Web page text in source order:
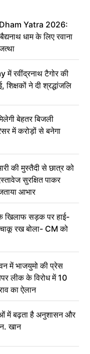
Yatra 2026:
धाम के लिए रवाना
रवींद्रनाथ टैगोर की
शिक्षकों ने दी श्रद्धांजलि
बेहतर बिजली
में करोड़ों से बनेगा
की मुस्तैदी से छात्र को
सुरक्षित पाकर
आभार
खिलाफ सड़क पर हाई-
चाकू रख बोला- CM को
में भाजयुमो की प्रेस
लीक के विरोध में 10
का ऐलान
में बढ़ता है अनुशासन और
खान